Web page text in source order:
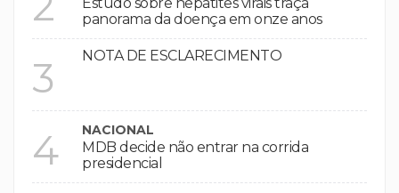
panorama da doença em onze anos
3 NOTA DE ESCLARECIMENTO
4 NACIONAL
MDB decide não entrar na corrida
presidencial